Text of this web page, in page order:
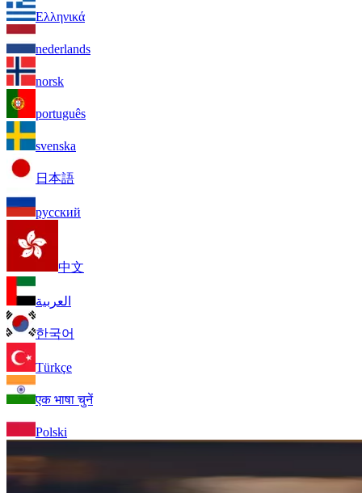
Ελληνικά
nederlands
norsk
português
svenska
日本語
русский
中文
العربية
한국어
Türkçe
एक भाषा चुनें
Polski